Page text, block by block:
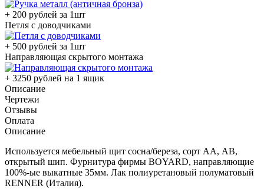
+ 200 рублей за 1шт
Петля с доводчиками
+ 500 рублей за 1шт
Направляющая скрытого монтажа
+ 3250 рублей на 1 ящик
Описание
Чертежи
Отзывы
Оплата
Описание
Используется мебельный щит сосна/береза, сорт АА, АВ,
открытый шип. Фурнитура фирмы BOYARD, направляющие
100%-ые выкатные 35мм. Лак полиуретановый полуматовый
RENNER (Италия).